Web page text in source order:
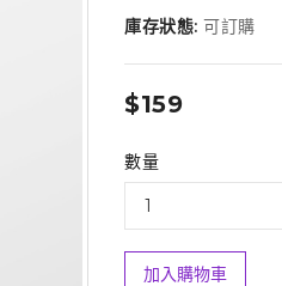
庫存狀態: 可訂購
$159
數量
加入購物車